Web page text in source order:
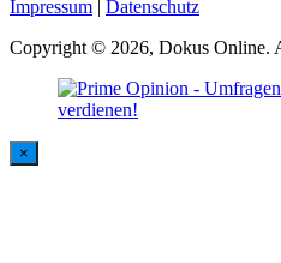
Impressum | Datenschutz
Copyright © 2026, Dokus Online.
×